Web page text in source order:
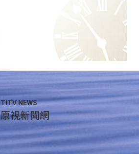
TITV NEWS
原視新聞網